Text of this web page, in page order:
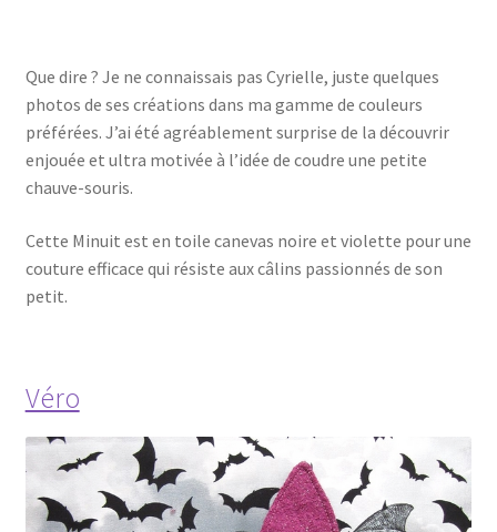
Que dire ? Je ne connaissais pas Cyrielle, juste quelques
photos de ses créations dans ma gamme de couleurs
préférées. J’ai été agréablement surprise de la découvrir
enjouée et ultra motivée à l’idée de coudre une petite
chauve-souris.
Cette Minuit est en toile canevas noire et violette pour une
couture efficace qui résiste aux câlins passionnés de son
petit.
Véro